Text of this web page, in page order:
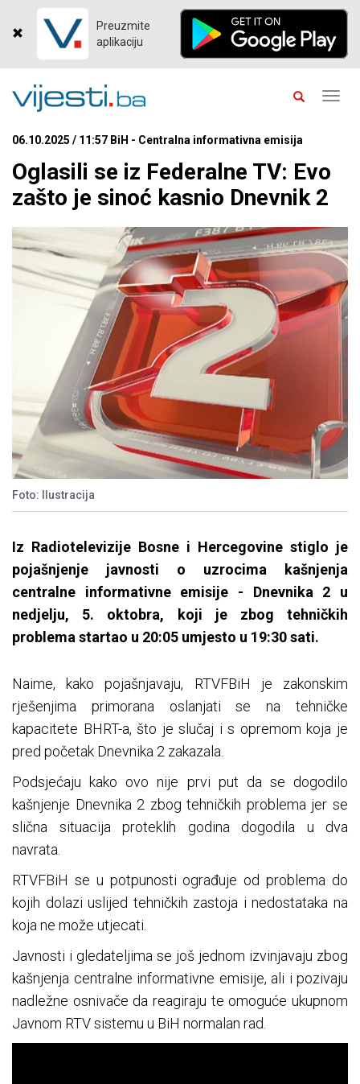
Preuzmite
aplikaciju
06.10.2025 / 11:57 BiH - Centralna informativna emisija
Oglasili se iz Federalne TV: Evo
zašto je sinoć kasnio Dnevnik 2
Foto: Ilustracija
Iz Radiotelevizije Bosne i Hercegovine stiglo je
pojašnjenje javnosti o uzrocima kašnjenja
centralne informativne emisije - Dnevnika 2 u
nedjelju, 5. oktobra, koji je zbog tehničkih
problema startao u 20:05 umjesto u 19:30 sati.
Naime, kako pojašnjavaju, RTVFBiH je zakonskim
rješenjima primorana oslanjati se na tehničke
kapacitete BHRT-a, što je slučaj i s opremom koja je
pred početak Dnevnika 2 zakazala.
Podsjećaju kako ovo nije prvi put da se dogodilo
kašnjenje Dnevnika 2 zbog tehničkih problema jer se
slična situacija proteklih godina dogodila u dva
navrata.
RTVFBiH se u potpunosti ograđuje od problema do
kojih dolazi uslijed tehničkih zastoja i nedostataka na
koja ne može utjecati.
Javnosti i gledateljima se još jednom izvinjavaju zbog
kašnjenja centralne informativne emisije, ali i pozivaju
nadležne osnivače da reagiraju te omoguće ukupnom
Javnom RTV sistemu u BiH normalan rad.